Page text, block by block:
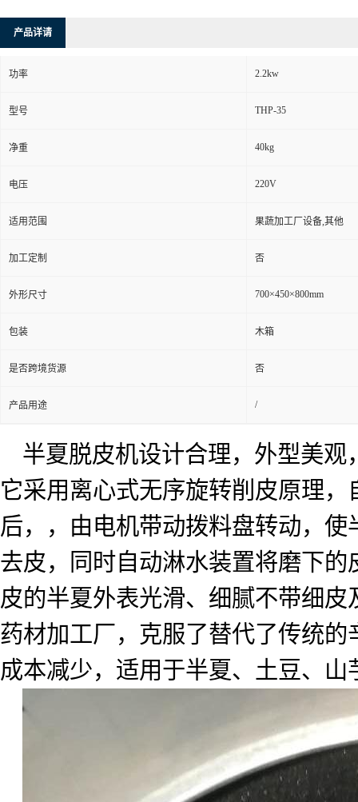
产品详请
功率 2.2kw
型号 THP-35
净重 40kg
电压 220V
适用范围 果蔬加工厂设备,其他
加工定制 否
外形尺寸 700×450×800mm
包装 木箱
是否跨境货源 否
产品用途 /
半夏脱皮机设计合理，外型美
它采用离心式无序旋转削皮原理
后，，由电机带动拨料盘转动，
去皮，同时自动淋水装置将磨下
皮的半夏外表光滑、细腻不带细
药材加工厂，克服了替代了传统
成本减少，适用于半夏、土豆、